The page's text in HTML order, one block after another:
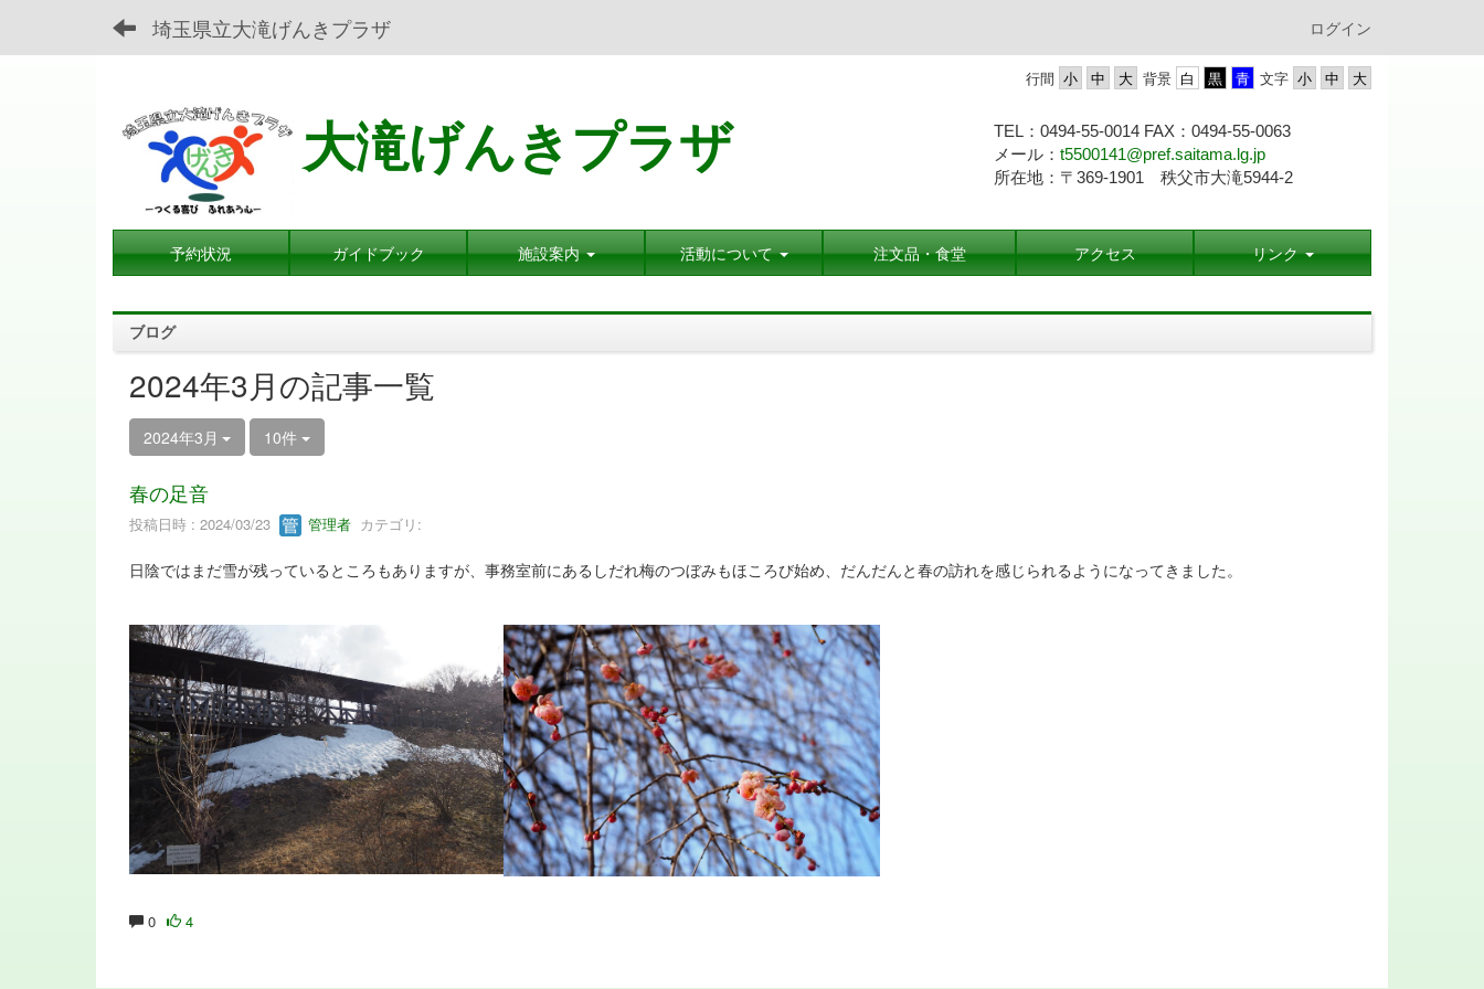
埼玉県立大滝げんきプラザ ログイン
文字
背景
行間
大滝げんきプラザ TEL：0494-55-0014 FAX：0494-55-0063
メール： t5500141@pref.saitama.lg.jp
所在地：〒369-1901 秩父市大滝5944-2
予約状況 ガイドブック 施設案内 活動について 注文品・食堂 アクセス リンク
ブログ
2024年3月の記事一覧
2024年3月 10件
春の足音
投稿日時 : 2024/03/23 管理者 カテゴリ:
日陰ではまだ雪が残っているところもありますが、事務室前にあるしだれ梅のつぼみもほころび始め、だんだんと春の訪れを感じられるようになってきました。
0 4